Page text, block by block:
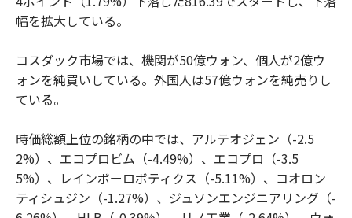
幅を拡大している。
コスダック市場では、機関が50億ウォン、個人が2億ウ
ォンを純買いしている。外国人は57億ウォンを純売りし
ている。
時価総額上位の銘柄の中では、アルテオジェン（-2.5
2%）、エコプロビム（-4.49%）、エコプロ（-3.5
5%）、レインボーロボティクス（-5.11%）、コオロン
ティシュジン（-1.27%）、ジュソンエンジニアリング（-